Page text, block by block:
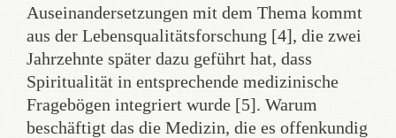
Auseinandersetzungen mit dem Thema kommt
aus der Lebensqualitätsforschung [4], die zwei
Jahrzehnte später dazu geführt hat, dass
Spiritualität in entsprechende medizinische
Fragebögen integriert wurde [5]. Warum
beschäftigt das die Medizin, die es offenkundig